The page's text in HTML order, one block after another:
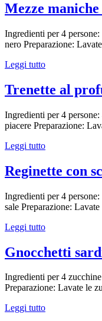
Mezze
Ingredienti per 4
nero Preparazione:
Leggi tutto
Trenette al
Ingredienti per 4
piacere Preparazione:
Leggi tutto
Reginette con
Ingredienti per 4
sale Preparazione:
Leggi tutto
Gnocchetti
Ingredienti per 4
Preparazione: Lavate le
Leggi tutto